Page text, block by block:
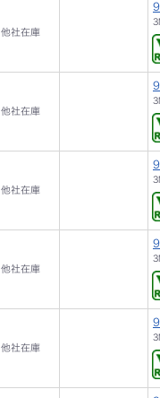
他社在庫
他社在庫
他社在庫
他社在庫
他社在庫